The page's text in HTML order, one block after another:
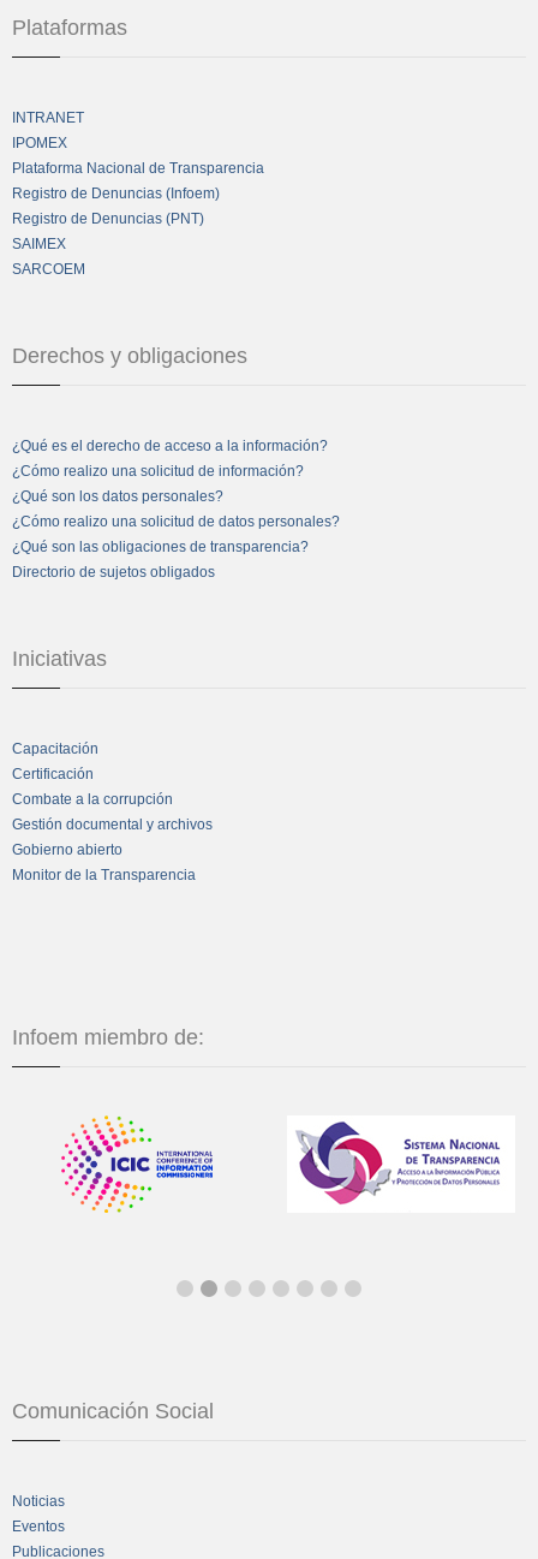
Plataformas
INTRANET
IPOMEX
Plataforma Nacional de Transparencia
Registro de Denuncias (Infoem)
Registro de Denuncias (PNT)
SAIMEX
SARCOEM
Derechos y obligaciones
¿Qué es el derecho de acceso a la información?
¿Cómo realizo una solicitud de información?
¿Qué son los datos personales?
¿Cómo realizo una solicitud de datos personales?
¿Qué son las obligaciones de transparencia?
Directorio de sujetos obligados
Iniciativas
Capacitación
Certificación
Combate a la corrupción
Gestión documental y archivos
Gobierno abierto
Monitor de la Transparencia
Infoem miembro de:
Comunicación Social
Noticias
Eventos
Publicaciones